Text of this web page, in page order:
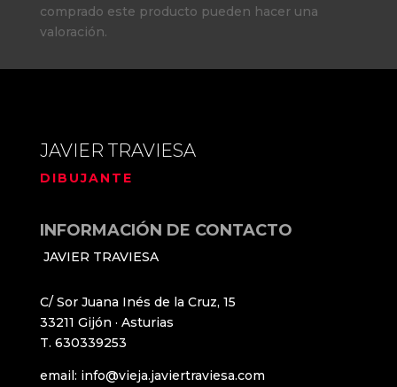
comprado este producto pueden hacer una
valoración.
JAVIER TRAVIESA
DIBUJANTE
INFORMACIÓN DE CONTACTO
JAVIER TRAVIESA
C/ Sor Juana Inés de la Cruz, 15
33211 Gijón · Asturias
T. 630339253
email: info@vieja.javiertraviesa.com